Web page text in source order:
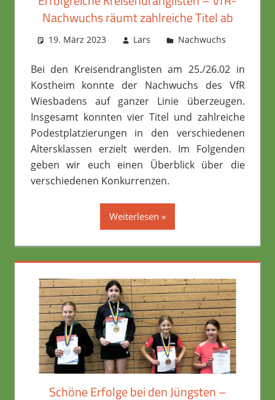
Nachwuchs räumt zahlreiche Titel ab
19. März 2023 Lars Nachwuchs
Bei den Kreisendranglisten am 25./26.02 in
Kostheim konnte der Nachwuchs des VfR
Wiesbadens auf ganzer Linie überzeugen.
Insgesamt konnten vier Titel und zahlreiche
Podestplatzierungen in den verschiedenen
Altersklassen erzielt werden. Im Folgenden
geben wir euch einen Überblick über die
verschiedenen Konkurrenzen.
Weiterlesen
Schöne Erfolge bei den Jüngsten –